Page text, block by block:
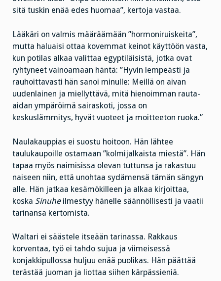
sitä tuskin enää edes huomaa”, kertoja vastaa.
Lääkäri on valmis määräämään ”hormoniruiskeita”,
mutta haluaisi ottaa kovemmat keinot käyttöön vasta,
kun potilas alkaa valittaa egyptiläisistä, jotka ovat
ryhtyneet vainoamaan häntä: ”Hyvin lempeästi ja
rauhoittavasti hän sanoi minulle: Meillä on aivan
uudenlainen ja miellyttävä, mitä hienoimman rauta-
aidan ympäröimä sairaskoti, jossa on
keskuslämmitys, hyvät vuoteet ja moitteeton ruoka.”
Naulakauppias ei suostu hoitoon. Hän lähtee
taulukaupoille ostamaan ”kolmijalkaista miestä”. Hän
tapaa myös naimisissa olevan tuttunsa ja rakastuu
naiseen niin, että unohtaa sydämensä tämän sängyn
alle. Hän jatkaa kesämökilleen ja alkaa kirjoittaa,
koska Sinuheilmestyy hänelle säännöllisesti ja vaatii
tarinansa kertomista.
Waltari ei säästele itseään tarinassa. Rakkaus
korventaa, työ ei tahdo sujua ja viimeisessä
konjakkipullossa huljuu enää puolikas. Hän päättää
terästää juoman ja liottaa siihen kärpässieniä.